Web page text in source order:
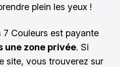
plein les yeux !
7 Couleurs est payante
une zone privée. Si
site, vous trouverez sur